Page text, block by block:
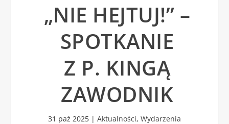
„NIE HEJTUJ!” –
SPOTKANIE
Z P. KINGĄ
ZAWODNIK
31 paź 2025 | Aktualności, Wydarzenia